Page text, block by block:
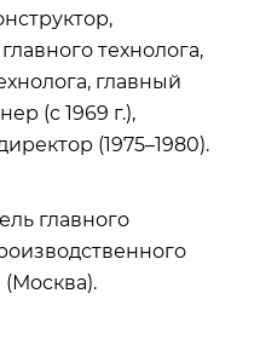
технолога,
главный
(с 1969 г.),
(1975–1980).
главного